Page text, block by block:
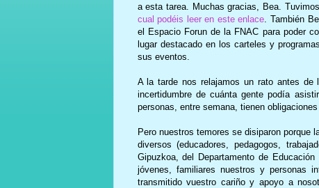
a esta tarea. Muchas gracias, Bea.
cual podéis leer en este enlace . También
el Espacio Forun dela FNAC para poder
lugar destacado en los carteles y
sus eventos.
A la tarde nos relajamos un rato antes de
incertidumbre de cuánta gente podía
personas, entre semana, tienen
Pero nuestros temores se disiparon porque
diversos (educadores, pedagogos,
Gipuzkoa, del Departamento de
jóvenes, familiares nuestros y personas
transmitido vuestro cariño y apoyo a